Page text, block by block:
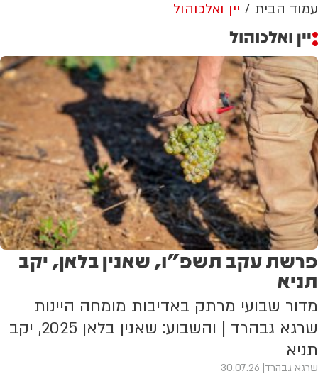
עמוד הבית יין ואלכוהול
יין ואלכוהול
פרשת עקב תשפ"ו, שאנין בלאן, יקב
תניא
מדור שבועי מרתק באדיבות מומחה היינות
שרגא גבהרד | והשבוע: שאנין בלאן 2025, יקב
תניא
שרגא גבהרד 30.07.26